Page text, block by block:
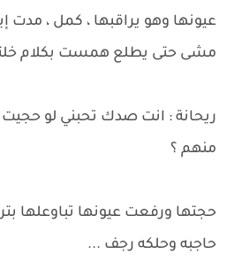
عيونها وهو يراقبها ، كمل ، مدت
مشى حتى يطلع همست بكلام
ريحانة : انت صدك تحبني لو
منهم ؟
حجتها ورفعت عيونها تباوعلها
حاجبه وحلكه رجف ...